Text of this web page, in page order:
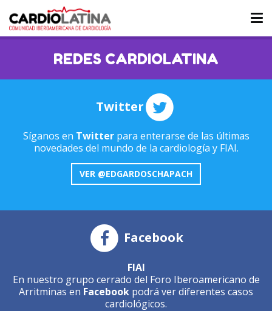
REDES CARDIOLATINA
Twitter
Síganos en Twitterpara enterarse de las últimas
novedades del mundo de la cardiología y FIAI.
VER @EDGARDOSCHAPACH
Facebook
FIAI
En nuestro grupo cerrado del Foro Iberoamericano de
Arritminas en Facebook podrá ver diferentes casos
cardiológicos.